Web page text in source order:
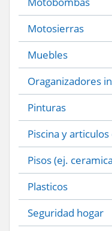
Motosierras
Muebles
Oraganizadores
Pinturas
Piscina y
Pisos (ej.
Plasticos
Seguridad hogar